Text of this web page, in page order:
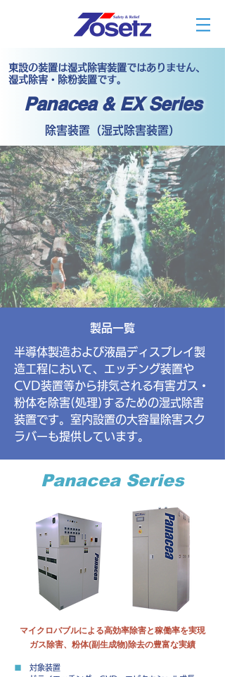
東設の装置は湿式除害装置ではありません、
湿式除害・除粉装置です。
Panacea & EX Series
除害装置（湿式除害装置）
製品一覧
半導体製造および液晶ディスプレイ製
造工程において、エッチング装置や
CVD装置等から排気される有害ガス・
粉体を除害(処理)するための湿式除害
装置です。 室内設置の大容量除害スク
ラバーも提供しています。
Panacea Series
マイクロバブルによる高効率除害と稼働率を実現
​ガス除害、粉体(副生成物)除去の豊富な実績
■ 対象装置